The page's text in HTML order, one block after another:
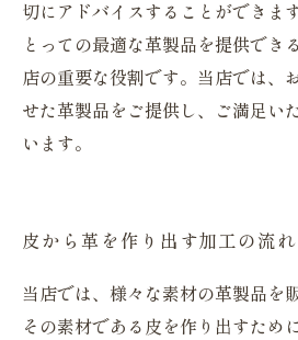
切にアドバイスすることができま
とっての最適な革製品を提供でき
店の重要な役割です。当店では、
せた革製品をご提供し、ご満足い
います。
皮から革を作り出す加工の流れ
当店では、様々な素材の革製品を
その素材である皮を作り出すため